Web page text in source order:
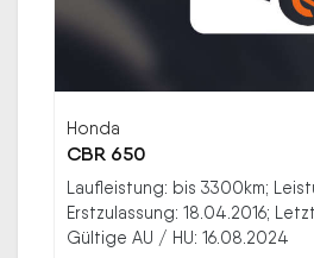
Honda
CBR 650
Laufleistung: bis 3300km;
Erstzulassung: 18.04.2016;
Gültige AU / HU: 16.08.2024